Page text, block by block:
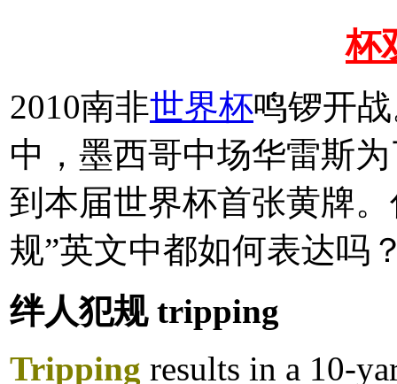
杯
2010南非世界杯鸣锣开
中，墨西哥中场华雷斯
到本届世界杯首张黄牌
规”英文中都如何表达吗
绊人犯规 tripping
Tripping results in a 10-